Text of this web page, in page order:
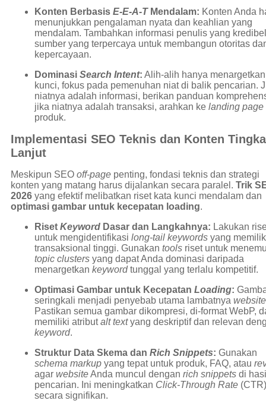
Konten Berbasis E-E-A-TMendalam: Konten Anda
menunjukkan pengalaman nyata dan keahlian yang
mendalam. Tambahkan informasi penulis yang
sumber yang terpercaya untuk membangun otoritas
kepercayaan.
Dominasi Search Intent: Alih-alih hanya
kunci, fokus pada pemenuhan niat di balik pencarian.
niatnya adalah informasi, berikan panduan
jika niatnya adalah transaksi, arahkan ke landing page
produk.
Implementasi SEO Teknis dan Konten
Lanjut
Meskipun SEO off-pagepenting, fondasi teknis dan strategi
konten yang matang harus dijalankan secara paralel. Trik
2026yang efektif melibatkan riset kata kunci mendalam dan
optimasi gambar untuk kecepatan loading.
Riset KeywordDasar dan Langkahnya: Lakukan
untuk mengidentifikasi long-tail keywordsyang
transaksional tinggi. Gunakan toolsriset untuk
topic clustersyang dapat Anda dominasi daripada
menargetkan keywordtunggal yang terlalu kompetitif.
Optimasi Gambar untuk Kecepatan Loading:
seringkali menjadi penyebab utama lambatnya website
Pastikan semua gambar dikompresi, di-format WebP,
memiliki atributalt textyang deskriptif dan relevan
keyword.
Struktur Data Skema dan Rich Snippets: Gunakan
schema markupyang tepat untuk produk, FAQ, atau
agar websiteAnda muncul dengan rich snippetsdi
pencarian. Ini meningkatkan Click-Through Rate(CTR)
secara signifikan.